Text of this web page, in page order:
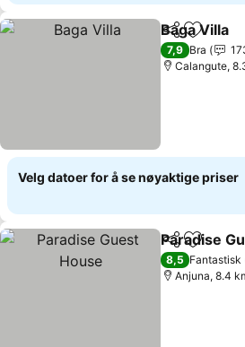
Del Legg til
Baga Villa
7,9 Bra
Calangute,
Velg datoer for å se nøyaktige priser
Del Legg
Paradise
8,5 Fantastisk
Anjuna, 8.4